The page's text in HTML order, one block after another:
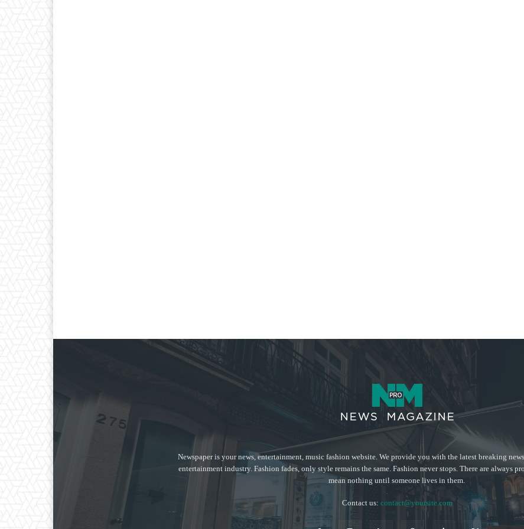
Newspaper is your news, entertainment, music fashion website. We provide you with the latest breaking
entertainment industry. Fashion fades, only style remains the same. Fashion never stops. There are always
mean nothing until someone lives in them.
Contact us: contact@yoursite.com